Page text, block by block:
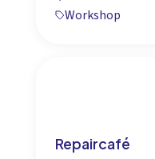
Workshop
Repaircafé